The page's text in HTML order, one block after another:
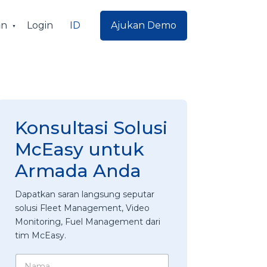
Login ID Ajukan Demo
Konsultasi Solusi
McEasy untuk
Armada Anda
Dapatkan saran langsung seputar
solusi Fleet Management, Video
Monitoring, Fuel Management dari
tim McEasy.
N